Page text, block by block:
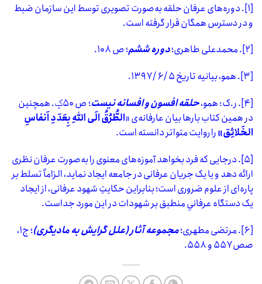
[۱] . دوره‌های عرفان حلقه به‌صورت تصویری توسط این سازمان ضبط
و در دسترس همگان قرار گرفته است.
[۲] . محمدعلی طاهری؛دورهششم؛ ص ۱۰۸.
[۳]
. همو، بیانیه تاریخ ۵ /۶ /۱۳۹۷.
[۴]
. ر.ک: همو،حلقه افسون و افسانه نیست
؛ ص ۵۰ݤ. همچنین
در همین کتاب بارها بیان عارفانه‌ی «الطُّرُقُ الَی اللهِ بِعَدَدِ اَنفاسِ
الخَلائِق»را روایت متواتر دانسته است.
[۵]
. درجایی که فرد بخواهد آموزه‌های معنوی را به‌صورت عرفان نظری
ارائه دهد و یا یک جریان عرفانی در جامعه ایجاد نماید، الزاماً تسلط بر
پاره‌ای از علوم ضروری است؛ بنابراین حکایتِ شهود عرفانی، از ایجاد
یک دستگاه عرفانیِ منطبق بر شهودات در این مورد جداست.
[۶]
. مرتضی مطهری؛مجموعه آثار (علل گرایش به مادیگرى)
؛ ج‏۱،
صص ۵۵۷ و ۵۵۸.